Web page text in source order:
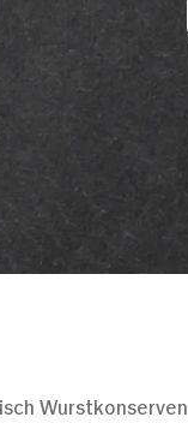
Wurstkonserven